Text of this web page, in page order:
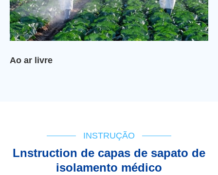
Ao ar livre
INSTRUÇÃO
Lnstruction de capas de sapato de
isolamento médico